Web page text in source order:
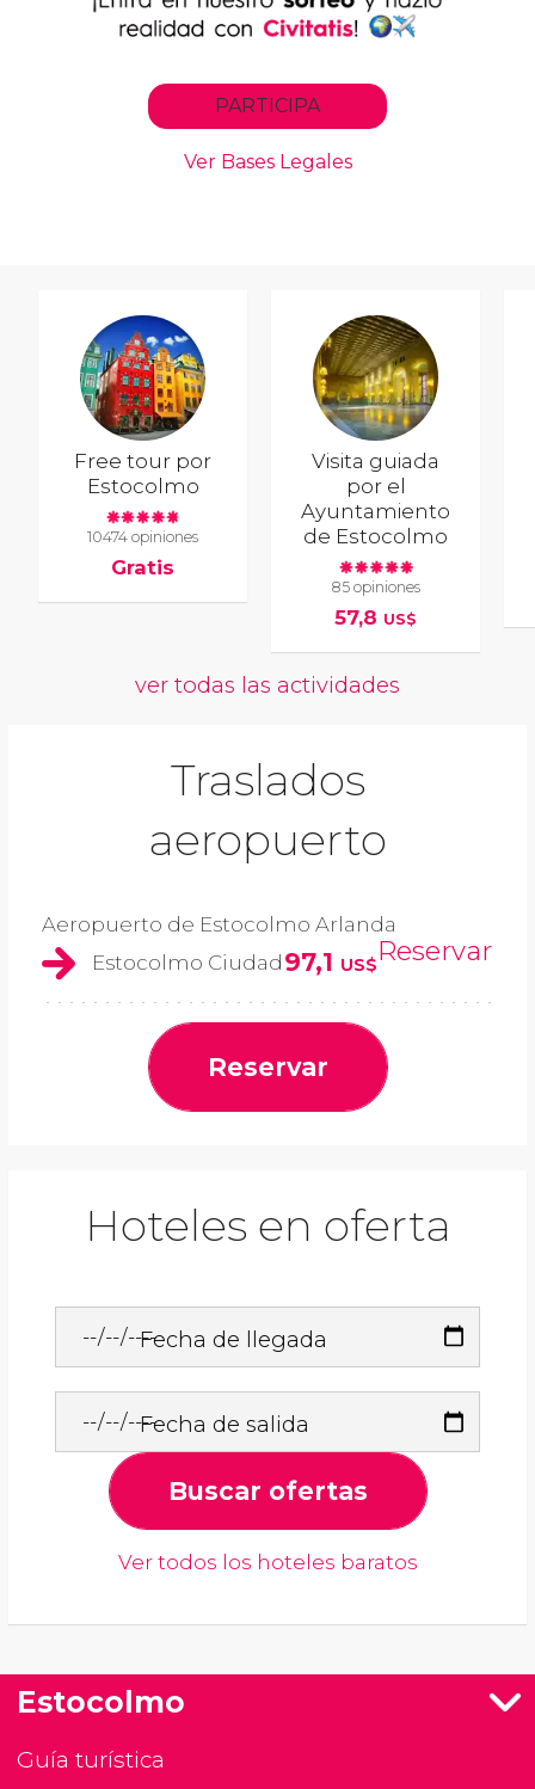
Free tour por
Estocolmo
10474 opiniones
Gratis
Visita guiada
por el
Ayuntamiento
de Estocolmo
85 opiniones
57,8 US$
ver todas las actividades
Traslados
aeropuerto
Aeropuerto de Estocolmo Arlanda
Estocolmo Ciudad 97,1 US$Reservar
Reservar
Hoteles en oferta
Fecha de llegada
Fecha de salida
Buscar ofertas
Ver todos los hoteles baratos
Estocolmo
Guía turística